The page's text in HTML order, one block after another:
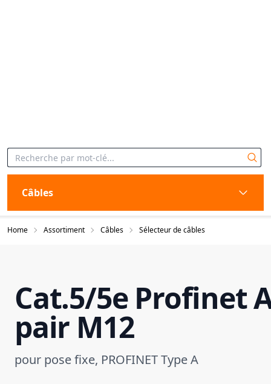
Câbles
Home Assortiment Câbles Sélecteur de câbles
Cat.5/5e Profinet
pair M12
pour pose fixe, PROFINET Type A